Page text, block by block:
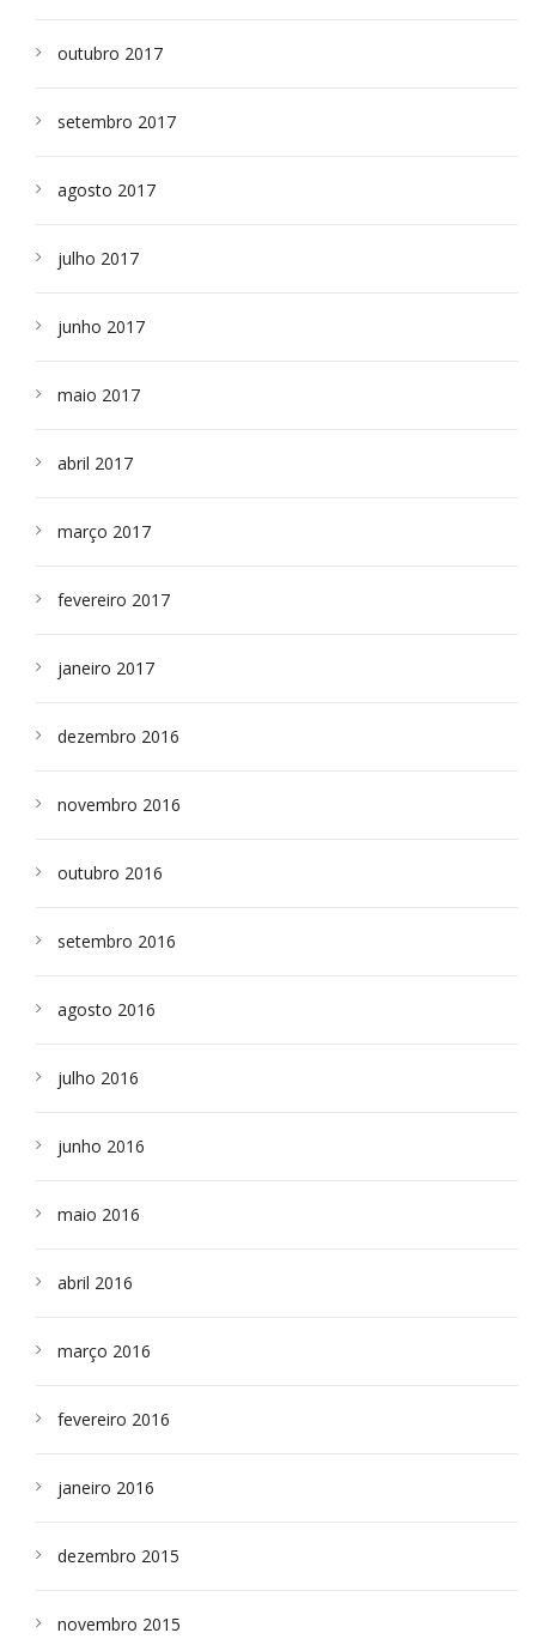
outubro 2017
setembro 2017
agosto 2017
julho 2017
junho 2017
maio 2017
abril 2017
março 2017
fevereiro 2017
janeiro 2017
dezembro 2016
novembro 2016
outubro 2016
setembro 2016
agosto 2016
julho 2016
junho 2016
maio 2016
abril 2016
março 2016
fevereiro 2016
janeiro 2016
dezembro 2015
novembro 2015